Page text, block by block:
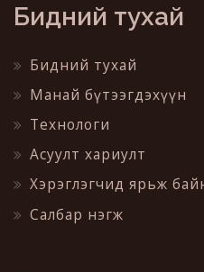
Бидний тухай
Бидний тухай
Манай бүтээгдэхүүн
Технологи
Асуулт хариулт
Хэрэглэгчид ярьж
Салбар нэгж